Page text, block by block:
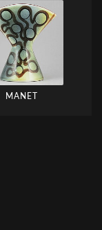
MANET